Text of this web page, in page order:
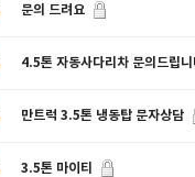
문의 드려요
4.5톤 자동사다리차 문의드립니
만트럭 3.5톤 냉동탑 문자상담
3.5톤 마이티